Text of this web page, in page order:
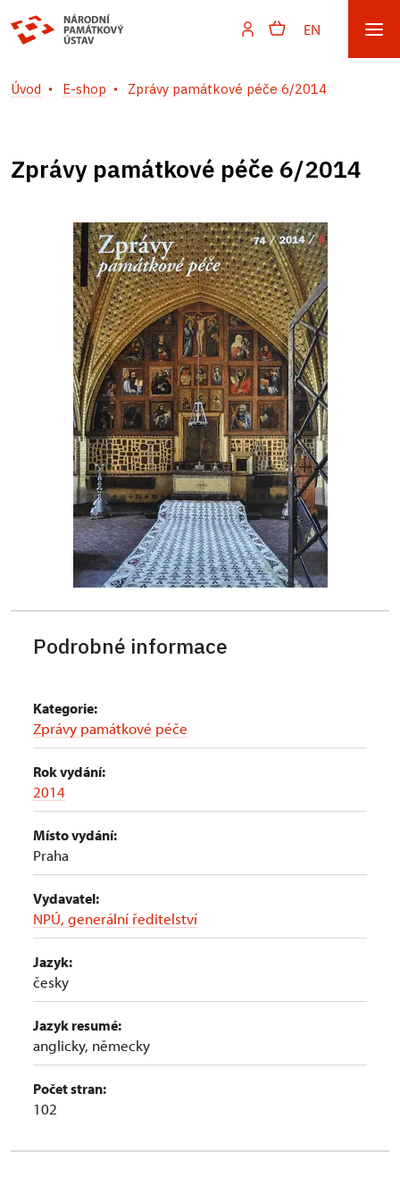
EN
Úvod E-shop Zprávy památkové péče 6/2014
Zprávy památkové péče 6/2014
Podrobné informace
Kategorie:
Zprávy památkové péče
Rok vydání:
2014
Místo vydání:
Praha
Vydavatel:
NPÚ, generální ředitelství
Jazyk:
česky
Jazyk resumé:
anglicky, německy
Počet stran:
102